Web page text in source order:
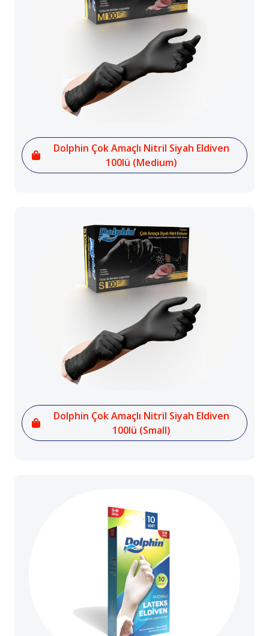
Dolphin Çok Amaçlı Nitril Siyah Eldiven
100lü (Medium)
Dolphin Çok Amaçlı Nitril Siyah Eldiven
100lü (Small)